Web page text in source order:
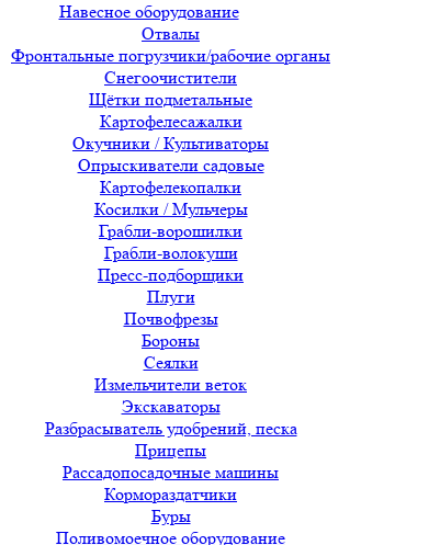
Навесное оборудование
Отвалы
Фронтальные погрузчики/рабочие органы
Снегоочистители
Щётки подметальные
Картофелесажалки
Окучники / Культиваторы
Опрыскиватели садовые
Картофелекопалки
Косилки / Мульчеры
Грабли-ворошилки
Грабли-волокуши
Пресс-подборщики
Плуги
Почвофрезы
Бороны
Сеялки
Измельчители веток
Экскаваторы
Разбрасыватель удобрений, песка
Прицепы
Рассадопосадочные машины
Кормораздатчики
Буры
Поливомоечное оборудование